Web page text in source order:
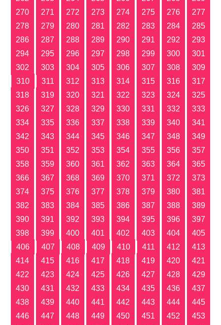
270
271 272 273 274 275 276
277
278
279 280 281 282 283 284
285
286
287 288 289 290 291 292
293
294
295 296 297 298 299 300
301
302
303 304 305 306 307 308
309
310
311 312 313 314 315 316
317
318
319 320 321 322 323 324
325
326
327 328 329 330 331 332
333
334
335 336 337 338 339 340
341
342
343 344 345 346 347 348
349
350
351 352 353 354 355 356
357
358
359 360 361 362 363 364
365
366
367 368 369 370 371 372
373
374
375 376 377 378 379 380
381
382
383 384 385 386 387 388
389
390
391 392 393 394 395 396
397
398
399 400 401 402 403 404
405
406
407 408 409 410 411 412
413
414
415 416 417 418 419 420
421
422
423 424 425 426 427 428
429
430
431 432 433 434 435 436
437
438
439 440 441 442 443 444
445
446
447 448 449 450 451 452
453